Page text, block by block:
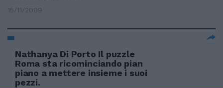
15/11/2009
Nathanya Di Porto Il puzzle
Roma sta ricominciando pian
piano a mettere insieme i suoi
pezzi.